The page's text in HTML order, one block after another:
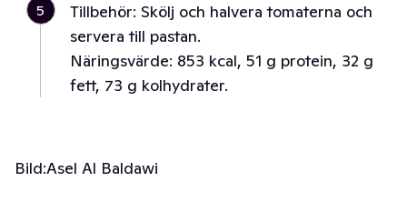
5
Tillbehör: Skölj och halvera tomaterna och
servera till pastan.
Näringsvärde: 853 kcal, 51 g protein, 32 g
fett, 73 g kolhydrater.
Bild:Asel Al Baldawi